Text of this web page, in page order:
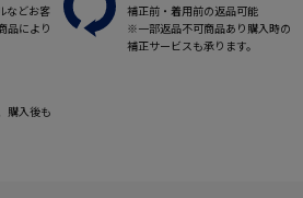
などお客
品により
補正前・着用前の返品可能
※一部返品不可商品あり購入時の
補正サービスも承ります。
購入後も